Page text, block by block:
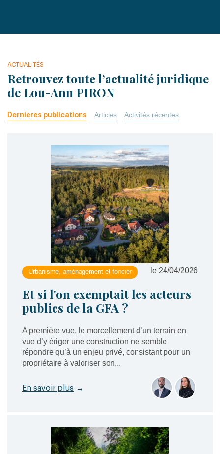
ACTUALITÉS
Retrouvez toute l’actualité juridique
de Lou-Ann PIRON
Dernières publications Articles Activités récentes
Urbanisme, aménagement et foncier le 24/04/2026
Et si l'on exemptait les acteurs
publics de la GFA ?
A première vue, le morcellement d’un terrain en
vue d’y ériger une construction ne semble
répondre qu’à un enjeu privé, consistant pour un
propriétaire à valoriser son...
En savoir plus →